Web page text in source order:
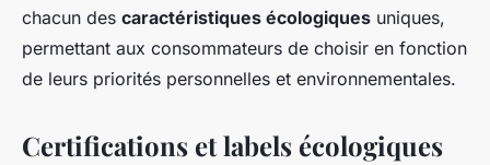
chacun des caractéristiques écologiques uniques,
permettant aux consommateurs de choisir en fonction
de leurs priorités personnelles et environnementales.
Certifications et labels écologiques